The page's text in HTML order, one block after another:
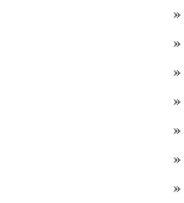
»
»
»
»
»
»
»